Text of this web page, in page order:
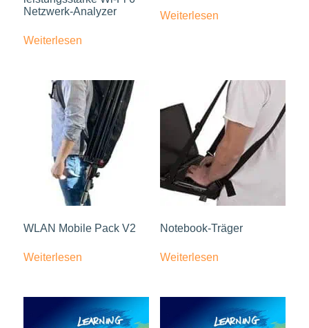
Netzwerk-Analyzer
Weiterlesen
Weiterlesen
WLAN Mobile Pack V2
Weiterlesen
Notebook-Träger
Weiterlesen